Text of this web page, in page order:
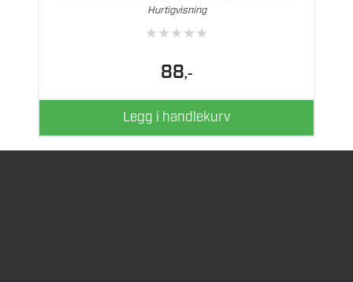
Hurtigvisning
★★★★★
88,-
Legg i handlekurv